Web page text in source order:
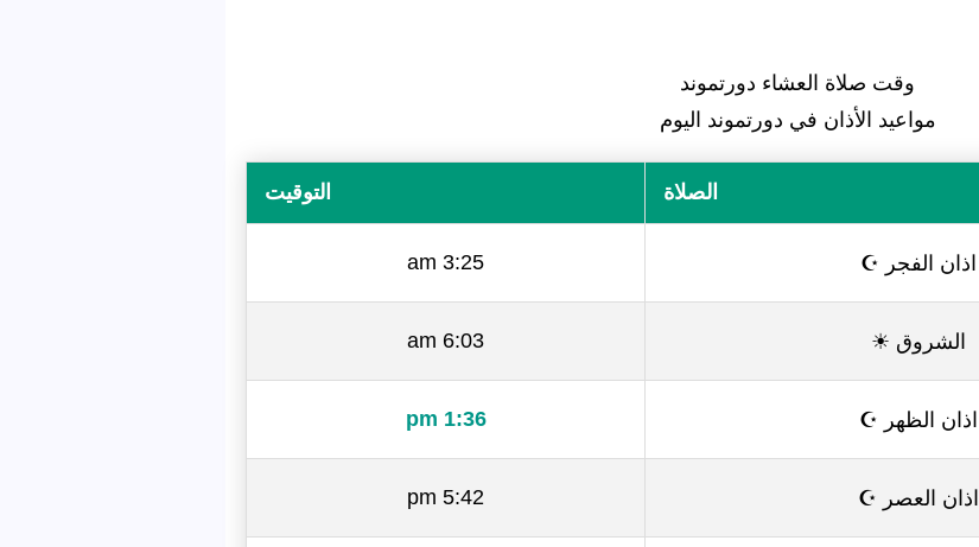
وقت صلاة العشاء دورتموند
مواعيد الأذان في دورتموند اليوم
الصلاة التوقيت
اذان الفجر ☪ 3:25 am
الشروق ☀ 6:03 am
اذان الظهر ☪ 1:36 pm
اذان العصر ☪ 5:42 pm